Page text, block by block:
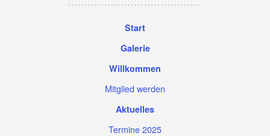
Start
Galerie
Willkommen
Mitglied werden
Aktuelles
Termine 2025